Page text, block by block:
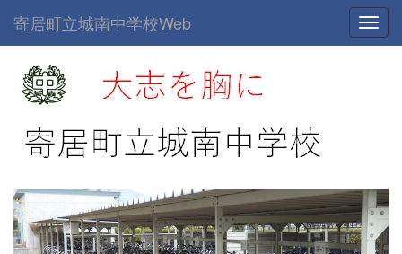
寄居町立城南中学校Web
p
r
n
e